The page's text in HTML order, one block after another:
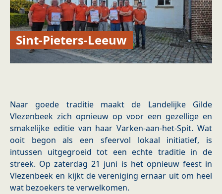
Sint-Pieters-Leeuw
Naar goede traditie maakt de Landelijke Gilde
Vlezenbeek zich opnieuw op voor een gezellige en
smakelijke editie van haar Varken-aan-het-Spit. Wat
ooit begon als een sfeervol lokaal initiatief, is
intussen uitgegroeid tot een echte traditie in de
streek. Op zaterdag 21 juni is het opnieuw feest in
Vlezenbeek en kijkt de vereniging ernaar uit om heel
wat bezoekers te verwelkomen.